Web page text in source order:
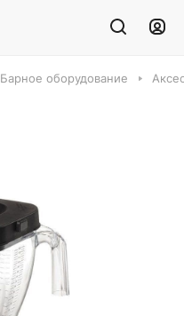
Барное оборудование